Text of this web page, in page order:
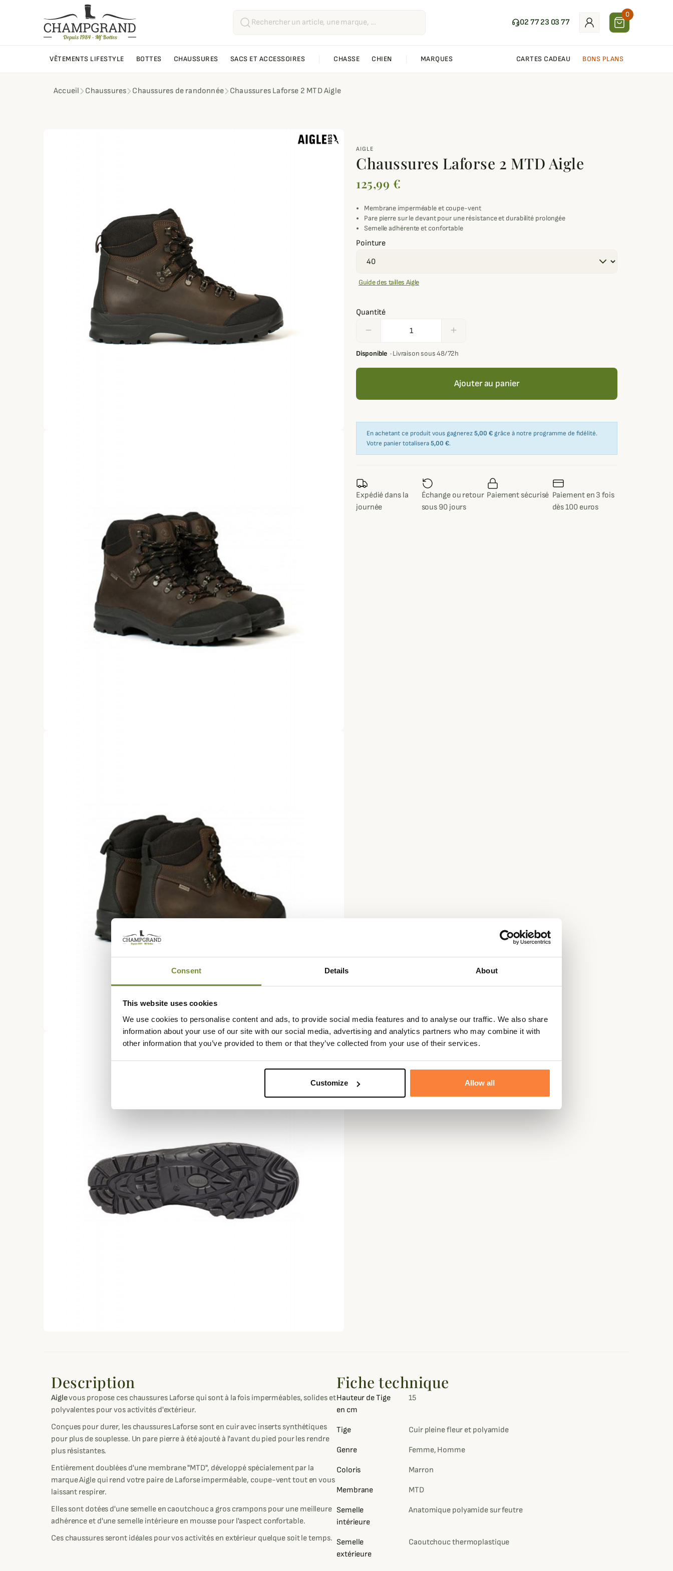
Consent Details About
This website uses cookies
We use cookies to personalise content and ads, to provide social media features and to analyse our traffic. We also share
information about your use of our site with our social media, advertising and analytics partners who may combine it with
other information that you’ve provided to them or that they’ve collected from your use of their services.
Customize Allow all
02 77 23 03 77
0
VÊTEMENTS LIFESTYLE BOTTES CHAUSSURES SACS ET ACCESSOIRES CHASSE CHIEN MARQUES CARTES CADEAU BONS PLANS
Accueil Chaussures Chaussures de randonnée Chaussures Laforse 2 MTD Aigle
AIGLE
Chaussures Laforse 2 MTD Aigle
125,99 €
Membrane imperméable et coupe-vent
Pare pierre sur le devant pour une résistance et durabilité prolongée
Semelle adhérente et confortable
Pointure
Guide des tailles Aigle
Quantité
remove add
Disponible ·Livraison sous 48/72h
Ajouter au panier
En achetant ce produit vous gagnerez5,00 € grâce à notre programme de fidélité.
Votre panier totalisera5,00 €.
Expédié dans la
journée
Échange ou retour
sous 90 jours
Paiement sécurisé Paiement en 3 fois
dès 100 euros
Description
Aiglevous propose ces chaussures Laforse qui sont à la fois imperméables, solides et
polyvalentes pour vos activités d'extérieur.
Conçues pour durer, les chaussures Laforse sont en cuir avec inserts synthétiques
pour plus de souplesse. Un pare pierre à été ajouté à l'avant du pied pour les rendre
plus résistantes.
Entièrement doublées d'une membrane "MTD", développé spécialement par la
marque Aigle qui rend votre paire de Laforse imperméable, coupe-vent tout en vous
laissant respirer.
Elles sont dotées d'une semelle en caoutchouc a gros crampons pour une meilleure
adhérence et d'une semelle intérieure en mousse pour l'aspect confortable.
Ces chaussures seront idéales pour vos activités en extérieur quelque soit le temps.
Fiche technique
Hauteur de Tige
en cm
15
Tige Cuir pleine fleur et polyamide
Genre Femme, Homme
Coloris Marron
Membrane MTD
Semelle
intérieure
Anatomique polyamide sur feutre
Semelle
extérieure
Caoutchouc thermoplastique